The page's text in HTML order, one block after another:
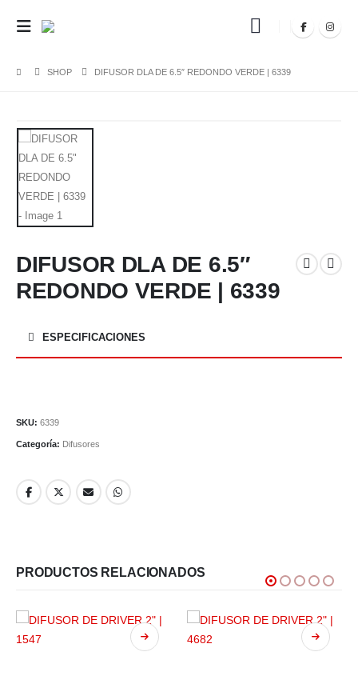
SHOP DIFUSOR DLA DE 6.5″ REDONDO VERDE | 6339
DIFUSOR DLA DE 6.5″
REDONDO VERDE | 6339
ESPECIFICACIONES
SKU: 6339
Categoría: Difusores
PRODUCTOS RELACIONADOS